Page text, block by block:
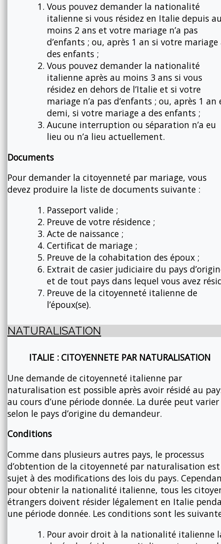
Vous pouvez demander la nationalité
italienne si vous résidez en Italie depuis
moins 2 ans et votre mariage n’a pas
d’enfants ; ou, après 1 an si votre mariage
des enfants ;
Vous pouvez demander la nationalité
italienne après au moins 3 ans si vous
résidez en dehors de l’Italie et si votre
mariage n’a pas d’enfants ; ou, après 1 an
demi, si votre mariage a des enfants ;
Aucune interruption ou séparation n’a eu
lieu ou n’a lieu actuellement.
Documents
Pour demander la citoyenneté par mariage, vous
devez produire la liste de documents suivante :
Passeport valide ;
Preuve de votre résidence ;
Acte de naissance ;
Certificat de mariage ;
Preuve de la cohabitation des époux ;
Extrait de casier judiciaire du pays
et de tout pays dans lequel vous avez
Preuve de la citoyenneté italienne de
l’époux(se).
NATURALISATION
ITALIE : CITOYENNETE PAR NATURALISATION
Une demande de citoyenneté italienne par
naturalisation est possible après avoir résidé au
au cours d’une période donnée. La durée peut varier
selon le pays d’origine du demandeur.
Conditions
Comme dans plusieurs autres pays, le processus
d’obtention de la citoyenneté par naturalisation est
sujet à des modifications des lois du pays.
pour obtenir la nationalité italienne, tous les
étrangers doivent résider légalement en Italie
une période donnée. Les conditions sont les
Pour avoir droit à la nationalité italienne